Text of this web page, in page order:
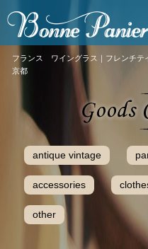
フランス ワイングラス｜フレンチテ
京都
antique vintage
accessories
other